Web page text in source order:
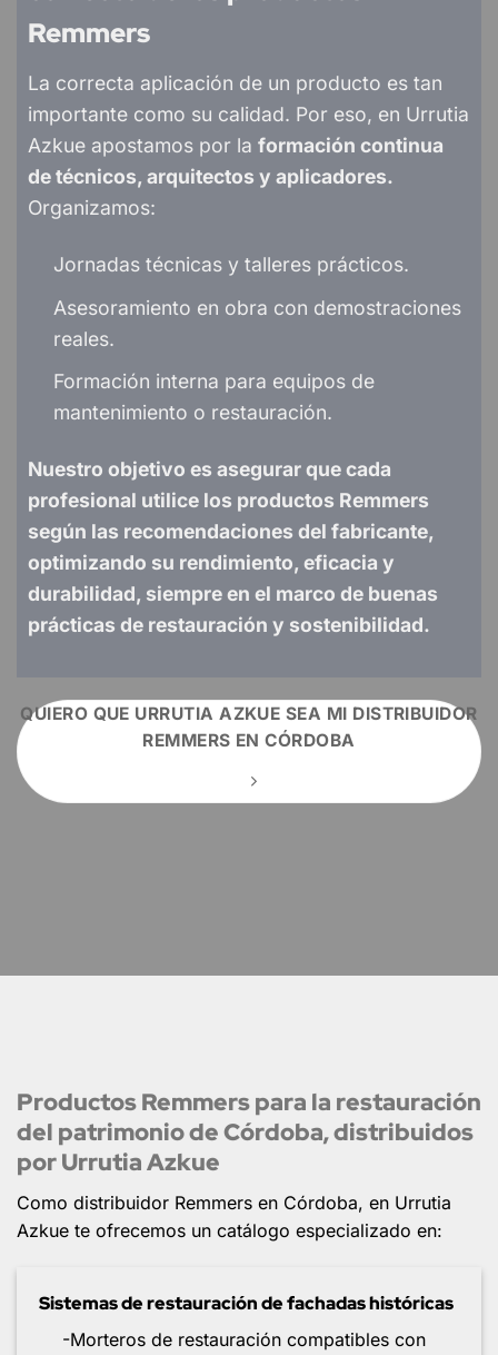
Remmers
La correcta aplicación de un producto es tan
importante como su calidad. Por eso, en Urrutia
Azkue apostamos por la formación continua
de técnicos, arquitectos y aplicadores.
Organizamos:
Jornadas técnicas y talleres prácticos.
Asesoramiento en obra con demostraciones
reales.
Formación interna para equipos de
mantenimiento o restauración.
Nuestro objetivo es asegurar que cada
profesional utilice los productos Remmers
según las recomendaciones del fabricante,
optimizando su rendimiento, eficacia y
durabilidad, siempre en el marco de buenas
prácticas de restauración y sostenibilidad.
QUIERO QUE URRUTIA AZKUE SEA MI DISTRIBUIDOR
REMMERS EN CÓRDOBA
Productos Remmers para la restauración
del patrimonio de Córdoba, distribuidos
por Urrutia Azkue
Como distribuidor Remmers en Córdoba, en Urrutia
Azkue te ofrecemos un catálogo especializado en:
Sistemas de restauración de fachadas históricas
-Morteros de restauración compatibles con